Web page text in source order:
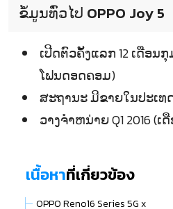
ຂໍ້ມູນທົ່ວໄປ OPPO Joy 5
ເປີດຕົວຄັ້ງແລກ 12 ເດືອນ
ໂຟນດອດຄອມ)
ສະຖານະ ມີຂາຍໃນປະເທ
ວາງຈຳຫນ່າຍ Q1 2016 (
เนื้อหาที่เกี่ยวข้อง
OPPO Reno16 Series 5G x